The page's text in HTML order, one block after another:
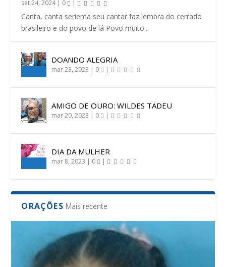
set 24, 2024| 0 |
Canta, canta seriema seu cantar faz lembra do cerrado
brasileiro e do povo de lá Povo muito...
DOANDO ALEGRIA
mar 23, 2023 | 0 |
AMIGO DE OURO: WILDES TADEU
mar 20, 2023 | 0 |
DIA DA MULHER
mar 8, 2023 | 0 |
ORAÇÕES Mais recente